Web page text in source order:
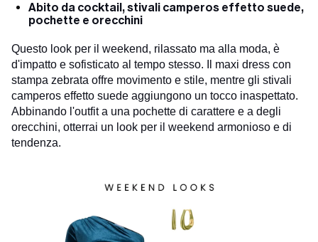
Abito da cocktail, stivali camperos effetto suede,
pochette e orecchini
Questo look per il weekend, rilassato ma alla moda, è
d'impatto e sofisticato al tempo stesso. Il maxi dress con
stampa zebrata offre movimento e stile, mentre gli stivali
camperos effetto suede aggiungono un tocco inaspettato.
Abbinando l'outfit a una pochette di carattere e a degli
orecchini, otterrai un look per il weekend armonioso e di
tendenza.